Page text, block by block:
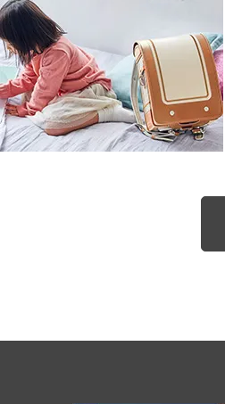
収まりきらな
これも入っち
充実した左右の